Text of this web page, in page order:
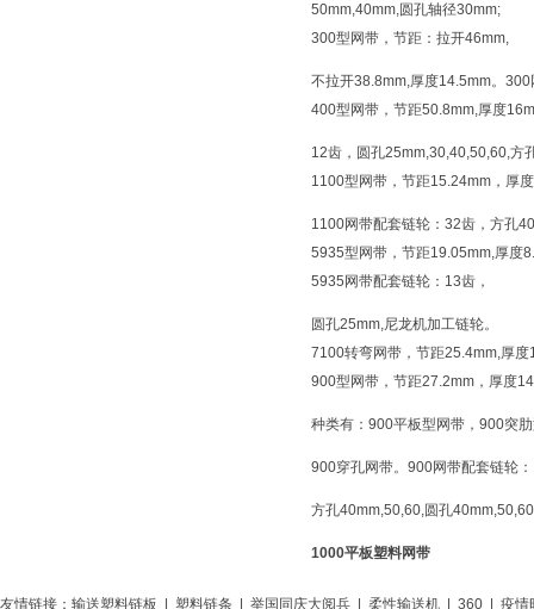
50mm,40mm,圆孔轴径30mm;
300型网带，节距：拉开46mm,
不拉开38.8mm,厚度14.5mm。
400型网带，节距50.8mm,厚度
12齿，圆孔25mm,30,40,50,60,方
1100型网带，节距15.24mm，厚
1100网带配套链轮：32齿，方孔
5935型网带，节距19.05mm,厚度
5935网带配套链轮：13齿，
圆孔25mm,尼龙机加工链轮。
7100转弯网带，节距25.4mm,厚度
900型网带，节距27.2mm，厚度
种类有：900平板型网带，900突
900穿孔网带。900网带配套链轮
方孔40mm,50,60,圆孔
1000平板塑料网带
友情链接： 输送塑料链板 塑料链条 举国同庆大阅兵 柔性输送机 360 疫情